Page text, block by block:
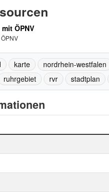
ÖPNV
karte nordrhein-westfalen
ruhrgebiet rvr stadtplan